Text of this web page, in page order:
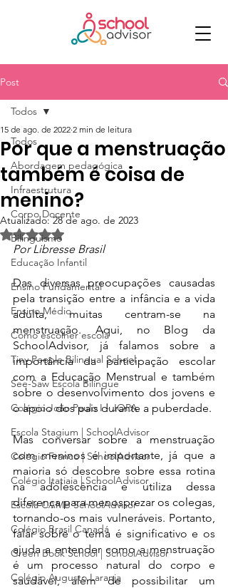
Post
Todos
Abordagem pedagógica
Infraestrutura
Corpo Docente
Bilinguismo
Educação Infantil
Ensino Fundamental
Ensino Médio
Como escolher escola
Tiny People Bilingual School
See-Saw Escola Bilíngue
Colégio João Paulo I - JOPA
Escola Stagium | SchoolAdvisor
Colégio Franco | SchoolAdvisor
Colégio Itatiaia | SchoolAdvisor
Escola CAMB SchoolAdvisor
Colégio Brasil Canadá
Green Book School | SchoolAdvisor
Colégio Augusto Laranja
Todos
Por que a menstruação
também é coisa de
menino?
15 de ago. de 2022 2 min de leitura
Atualizado:28 de ago. de 2023
Avaliado com NaN de 5 estrelas.
Por Libresse Brasil
Das diversas preocupações causadas
pela transição entre a infância e a vida
adulta, muitas centram-se na
menstruação. Aqui, no Blog da
SchoolAdvisor, já falamos sobre a
importância da participação escolar
com a Educação Menstrual e também
sobre o desenvolvimento dos jovens e
o apoio dos pais durante a puberdade.
Mas conversar sobre a menstruação
com meninos é importante, já que a
maioria só descobre sobre essa rotina
na adolescência e utiliza dessa
diferença para menosprezar os colegas,
tornando-os mais vulneráveis. Portanto,
falar sobre o tema é significativo e os
ajuda a entender como a menstruação
é um processo natural do corpo e
saudável, além de possibilitar um